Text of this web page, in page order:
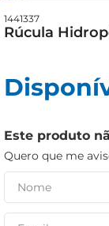
1441337
Rúcula
Este produto
Quero que me
queijo
azeite
papel
cerveja